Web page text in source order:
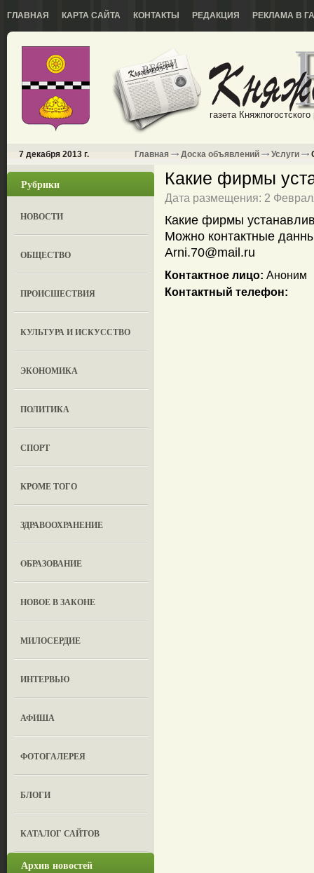
ГЛАВНАЯ КАРТА САЙТА КОНТАКТЫ РЕДАКЦИЯ РЕКЛАМА В
газета
7 декабря 2013 г. Главная Доска объявлений Услуги
Рубрики
НОВОСТИ
ОБЩЕСТВО
ПРОИСШЕСТВИЯ
КУЛЬТУРА И ИСКУССТВО
ЭКОНОМИКА
ПОЛИТИКА
СПОРТ
КРОМЕ ТОГО
ЗДРАВООХРАНЕНИЕ
OБРАЗОВАНИЕ
НОВОЕ В ЗАКОНЕ
МИЛОСЕРДИЕ
ИНТЕРВЬЮ
АФИША
ФОТОГАЛЕРЕЯ
БЛОГИ
КАТАЛОГ САЙТОВ
Архив новостей
Какие фирмы
Дата размещения: 2
Какие фирмы
Можно контактные
Arni.70@mail.ru
Контактное лицо: Аноним
Контактный телефон: